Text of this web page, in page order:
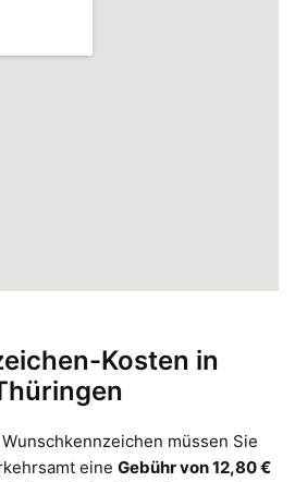
Kosten in
müssen Sie
eine Gebühr von 12,80 €